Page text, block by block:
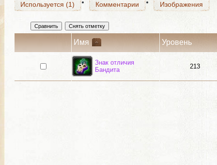
Используется (1) Комментарии Изображения
Имя Уровень
Знак отличия
Бандита
213